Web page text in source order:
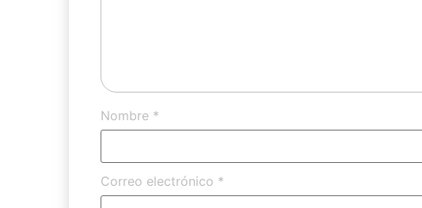
Nombre *
Correo electrónico *